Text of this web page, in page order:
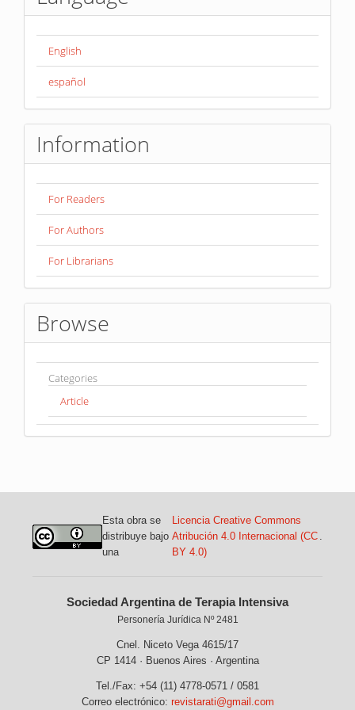
English
español
Information
For Readers
For Authors
For Librarians
Browse
Categories
Article
Esta obra se
distribuye bajo
una
Licencia Creative Commons
Atribución 4.0 Internacional (CC
BY 4.0)
.
Sociedad Argentina de Terapia Intensiva
Personería Jurídica Nº 2481
Cnel. Niceto Vega 4615/17
CP 1414 · Buenos Aires · Argentina
Tel./Fax: +54 (11) 4778-0571 / 0581
Correo electrónico: revistarati@gmail.com